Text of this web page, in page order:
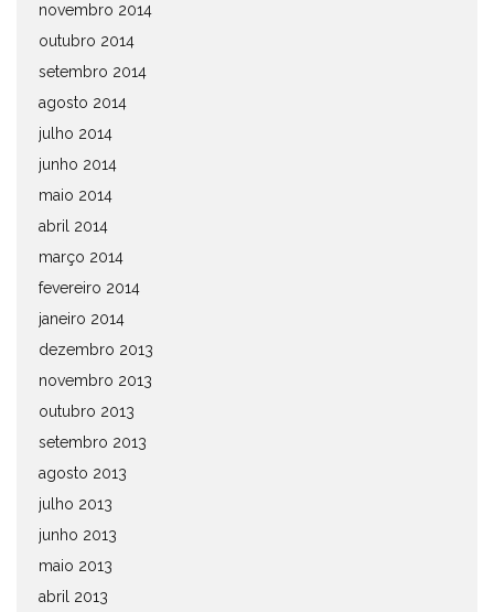
novembro 2014
outubro 2014
setembro 2014
agosto 2014
julho 2014
junho 2014
maio 2014
abril 2014
março 2014
fevereiro 2014
janeiro 2014
dezembro 2013
novembro 2013
outubro 2013
setembro 2013
agosto 2013
julho 2013
junho 2013
maio 2013
abril 2013